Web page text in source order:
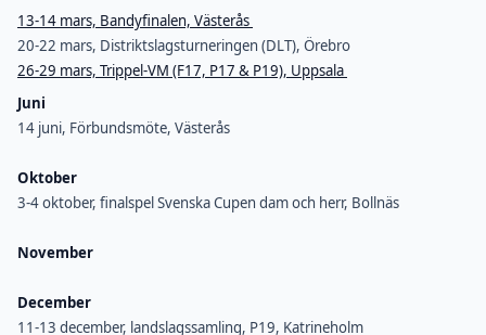
13-14 mars, Bandyfinalen, Västerås
20-22 mars, Distriktslagsturneringen (DLT), Örebro
26-29 mars, Trippel-VM (F17, P17 & P19), Uppsala
Juni
14 juni, Förbundsmöte, Västerås
Oktober
3-4 oktober, finalspel Svenska Cupen dam och herr, Bollnäs
November
December
11-13 december, landslagssamling, P19, Katrineholm